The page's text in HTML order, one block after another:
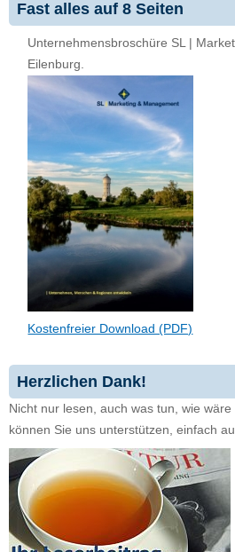
Fast alles auf 8 Seiten
Unternehmensbroschüre SL |
Eilenburg.
Kostenfreier Download (PDF)
Herzlichen Dank!
Nicht nur lesen, auch was tun, wie
können Sie uns unterstützen, einfach